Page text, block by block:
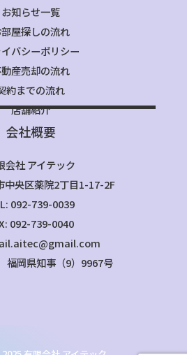
お知らせ一覧
屋探しの流れ
バシーポリシー
産売却の流れ
約までの流れ
店舗紹介
会社概要
会社 アイテック
中央区薬院2丁目1-17-2F
092-739-0039
092-739-0040
岡県知事（9）9967号